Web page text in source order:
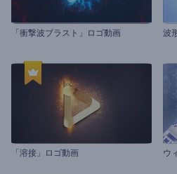
「衝撃波ブラスト」ロゴ動画 波
「溶接」ロゴ動画 ウ